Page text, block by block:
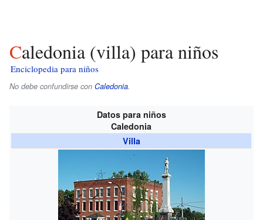
Caledonia (villa) para niños
Enciclopedia para niños
No debe confundirse con Caledonia.
Datos para niños
Caledonia
Villa